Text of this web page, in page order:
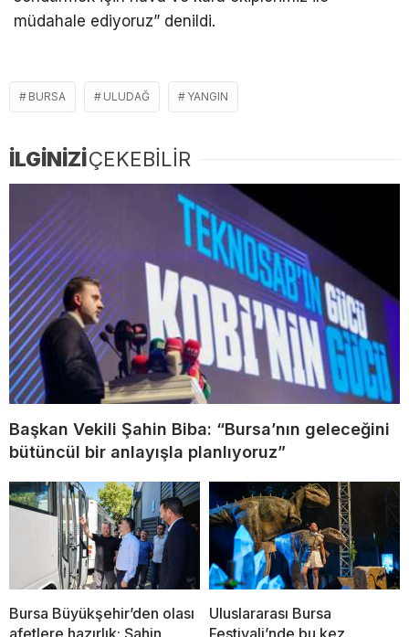
müdahale ediyoruz” denildi.
BURSA ULUDAĞ YANGIN
İLGİNİZİÇEKEBİLİR
Başkan Vekili Şahin Biba: “Bursa’nın geleceğini
bütüncül bir anlayışla planlıyoruz”
Bursa Büyükşehir’den olası
afetlere hazırlık; Şahin
Uluslararası Bursa
Festivali’nde bu kez